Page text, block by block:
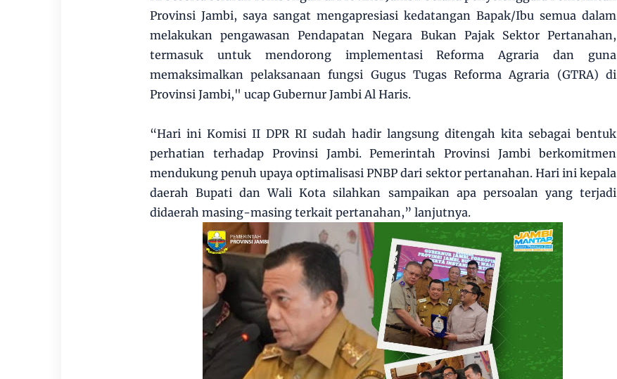
Provinsi Jambi, saya sangat mengapresiasi kedatangan Bapak/Ibu semua dalam
melakukan pengawasan Pendapatan Negara Bukan Pajak Sektor Pertanahan,
termasuk untuk mendorong implementasi Reforma Agraria dan guna
memaksimalkan pelaksanaan fungsi Gugus Tugas Reforma Agraria (GTRA) di
Provinsi Jambi," ucap Gubernur Jambi Al Haris.
“Hari ini Komisi II DPR RI sudah hadir langsung ditengah kita sebagai bentuk
perhatian terhadap Provinsi Jambi. Pemerintah Provinsi Jambi berkomitmen
mendukung penuh upaya optimalisasi PNBP dari sektor pertanahan. Hari ini kepala
daerah Bupati dan Wali Kota silahkan sampaikan apa persoalan yang terjadi
didaerah masing-masing terkait pertanahan,” lanjutnya.